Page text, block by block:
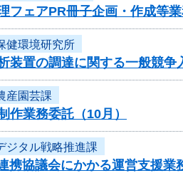
フェアPR冊子企画・作成等
健環境研究所
装置の調達に関する一般競争
産園芸課
作業務委託（10月）
ジタル戦略推進課
携協議会にかかる運営支援業